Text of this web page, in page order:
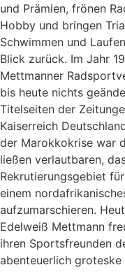
und Prämien, frönen
Hobby und bringen
Schwimmen und
Blick zurück. Im Jahr
Mettmanner
bis heute nichts
Titelseiten der
Kaiserreich
der Marokkokrise war
ließen verlautbaren,
Rekrutierungsgebiet
einem
aufzumarschieren.
Edelweiß Mettmann
ihren Sportsfreunden
abenteuerlich